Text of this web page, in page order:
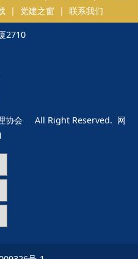
| 党建之窗 | 联系我们
2710
协会 All Right Reserved. 网